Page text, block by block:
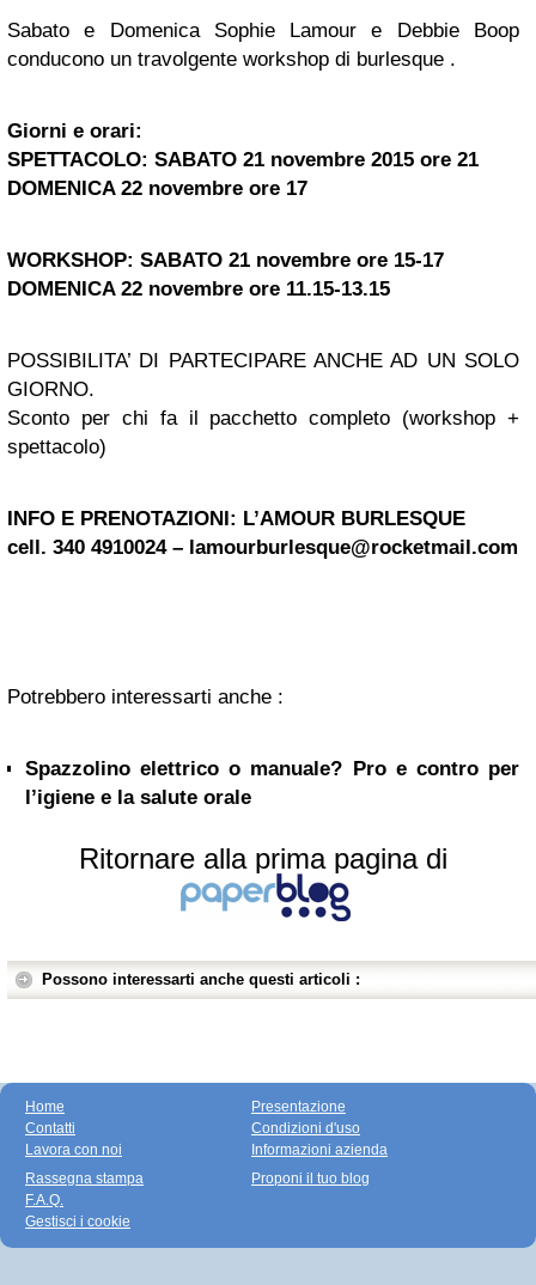
Sabato e Domenica Sophie Lamour e Debbie Boop
conducono un travolgente workshop di burlesque .
Giorni e orari:
SPETTACOLO: SABATO 21 novembre 2015 ore 21
DOMENICA 22 novembre ore 17
WORKSHOP: SABATO 21 novembre ore 15-17
DOMENICA 22 novembre ore 11.15-13.15
POSSIBILITA’ DI PARTECIPARE ANCHE AD UN SOLO
GIORNO.
Sconto per chi fa il pacchetto completo (workshop +
spettacolo)
INFO E PRENOTAZIONI: L’AMOUR BURLESQUE
cell. 340 4910024 – lamourburlesque@rocketmail.com
Potrebbero interessarti anche :
Spazzolino elettrico o manuale? Pro e contro per
l’igiene e la salute orale
Ritornare alla prima pagina di
Possono interessarti anche questi articoli :
Home
Contatti
Lavora con noi
Presentazione
Condizioni d'uso
Informazioni azienda
Rassegna stampa
F.A.Q.
Gestisci i cookie
Proponi il tuo blog